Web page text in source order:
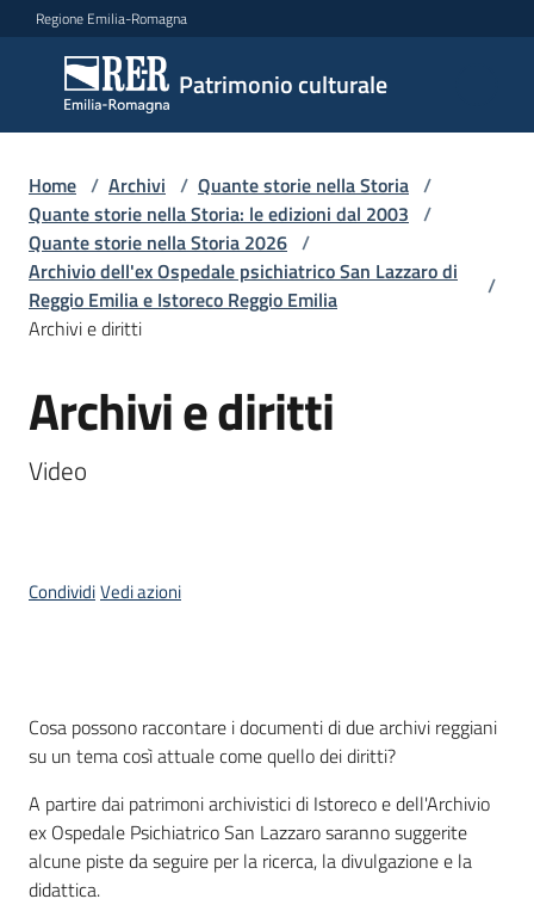
Vai al contenuto
Vai alla navigazione
Vai al footer
Regione Emilia-Romagna
Patrimonio culturale
Patrimonio
culturale
Argomenti
Novità
Servizi
Leggi
Piani
Mediateca
Giuseppe
Guglielmi
Home / Archivi / Quante storie nella Storia /
Quante storie nella Storia: le edizioni dal 2003 /
Quante storie nella Storia 2026 /
Archivio dell'ex Ospedale psichiatrico San Lazzaro di
Reggio Emilia e Istoreco Reggio Emilia
/
Archivi e diritti
Salta al contenuto
Archivi e diritti
Video
CondividiVedi azioni
Cos'è
Cosa possono raccontare i documenti di due archivi reggiani
su un tema così attuale come quello dei diritti?
A partire dai patrimoni archivistici di Istoreco e dell'Archivio
ex Ospedale Psichiatrico San Lazzaro saranno suggerite
alcune piste da seguire per la ricerca, la divulgazione e la
didattica.